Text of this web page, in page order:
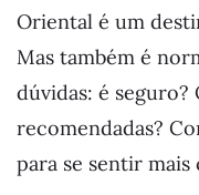
Oriental é um
Mas também é
dúvidas: é seguro?
recomendadas?
para se sentir